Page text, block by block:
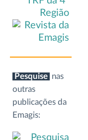
Pesquise nas
outras
publicações da
Emagis: